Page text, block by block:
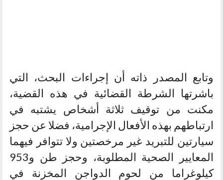
وتابع المصدر ذاته أن إجراءات البحث، التي
باشرتها الشرطة القضائية في هذه القضية،
مكنت من توقيف ثلاثة أشخاص يشتبه في
ارتباطهم بهذه الأفعال الإجرامية، فضلا عن حجز
سيارتين للتبريد غير مرخصتين ولا تتوافر فيهما
المعايير الصحية المطلوبة، وحجز طن و953
كيلوغراما من لحوم الدواجن المخزنة في